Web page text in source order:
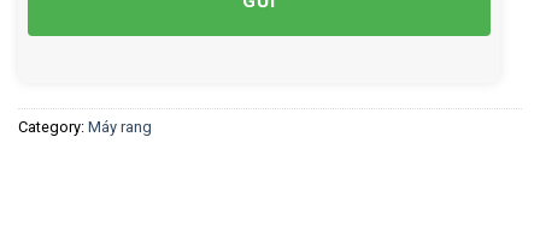
Category: Máy rang